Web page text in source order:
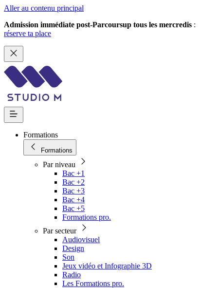
Aller au contenu principal
Admission immédiate post-Parcoursup tous les mercredis :
réserve ta place
Formations
Formations
Par niveau
Bac +1
Bac +2
Bac +3
Bac +4
Bac +5
Formations pro.
Par secteur
Audiovisuel
Design
Son
Jeux vidéo et Infographie 3D
Radio
Les Formations pro.